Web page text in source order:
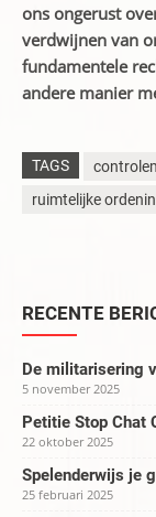
ons ongerust
verdwijnen van
fundamentele
andere manier
TAGS
ruimtelijke
RECENTE
De militarisering
5 november 2025
Petitie Stop Chat
22 oktober 2025
Spelenderwijs je
25 februari 2025